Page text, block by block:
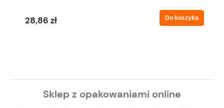
28,86 zł Do koszyka
Sklep z opakowaniami online